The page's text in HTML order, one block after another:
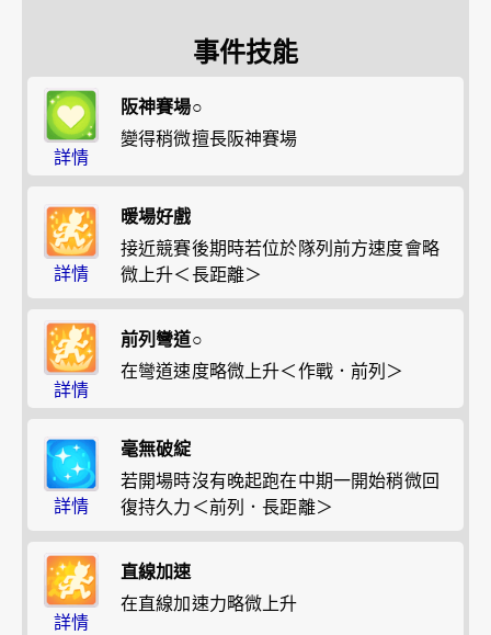
事件技能
詳情
阪神賽場○
變得稍微擅長阪神賽場
詳情
暖場好戲
接近競賽後期時若位於隊列前方速度會略
微上升＜長距離＞
詳情
前列彎道○
在彎道速度略微上升＜作戰．前列＞
詳情
毫無破綻
若開場時沒有晚起跑在中期一開始稍微回
復持久力＜前列．長距離＞
詳情
直線加速
在直線加速力略微上升